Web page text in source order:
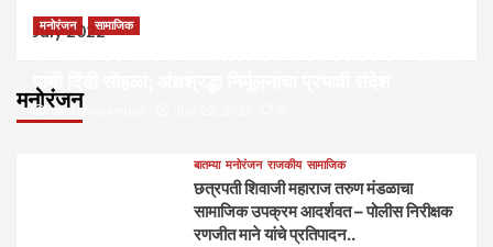
July 2022
मनोरंजन
मनोरंजन सामाजिक
पायी दिंडी सोहळा; अंधश्रद्धा निर्मूलनाचा प्रभावी संदेश
saptahiksandesh
बातम्या मनोरंजन राजकीय सामाजिक
छत्रपती शिवाजी महाराज तरुण मंडळाचा
सामाजिक उपक्रम आदर्शवत – पोलीस निरीक्षक
रणजीत माने यांचे प्रतिपादन..